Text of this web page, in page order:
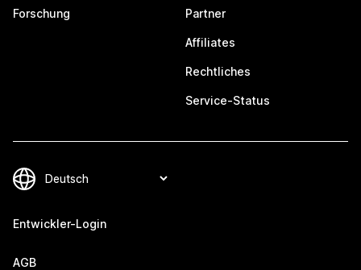
Forschung Partner
Affiliates
Rechtliches
Service-Status
Entwickler-Login
AGB